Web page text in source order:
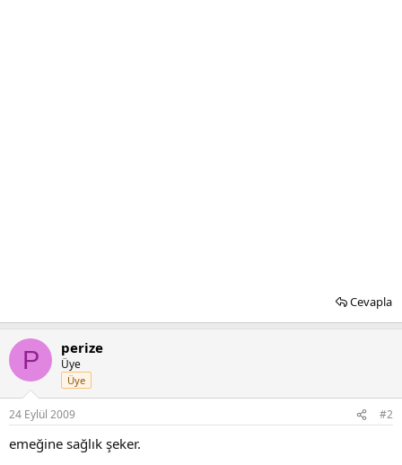
Cevapla
P perize
Üye
Üye
24 Eylül 2009 #2
emeğine sağlık şeker.